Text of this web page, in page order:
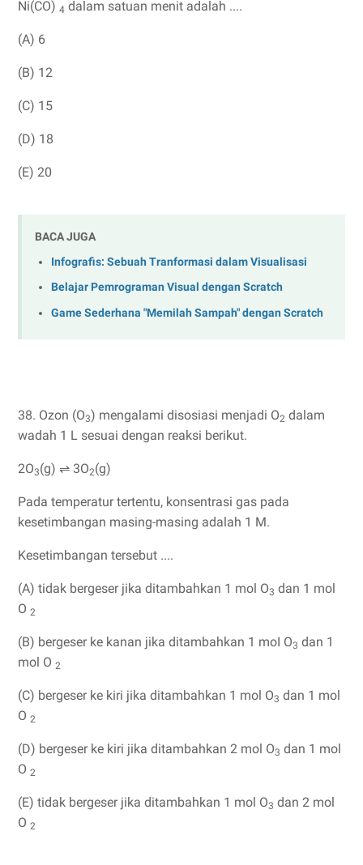
Ni(CO) 4 dalam satuan menit adalah ....
(A) 6
(B) 12
(C) 15
(D) 18
(E) 20
BACA JUGA
Infografis: Sebuah Tranformasi dalam Visualisasi
Belajar Pemrograman Visual dengan Scratch
Game Sederhana "Memilah Sampah" dengan Scratch
38. Ozon (O3) mengalami disosiasi menjadi O2 dalam
wadah 1 L sesuai dengan reaksi berikut.
2O3(g) ⇌ 3O2(g)
Pada temperatur tertentu, konsentrasi gas pada
kesetimbangan masing-masing adalah 1 M.
Kesetimbangan tersebut ....
(A) tidak bergeser jika ditambahkan 1 mol O3 dan 1 mol
O 2
(B) bergeser ke kanan jika ditambahkan 1 moI O3 dan 1
mol O 2
(C) bergeser ke kiri jika ditambahkan 1 mol O3 dan 1 mol
O 2
(D) bergeser ke kiri jika ditambahkan 2 mol O3 dan 1 mol
O 2
(E) tidak bergeser jika ditambahkan 1 mol O3 dan 2 mol
O 2